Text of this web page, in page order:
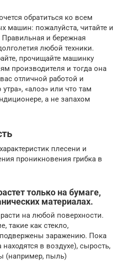
обратиться ко всем
машин: пожалуйста, читайте и
Правильная и бережная
любой техники.
прочищайте машинку
производителя и тогда она
отличной работой и
«алоэ» или что там
а не запахом
плесени и
проникновения грибка в
только на бумаге,
материалах.
на любой поверхности.
такие как стекло,
подвержены заражению. Пока
в воздухе), сырость,
(например, пыль)